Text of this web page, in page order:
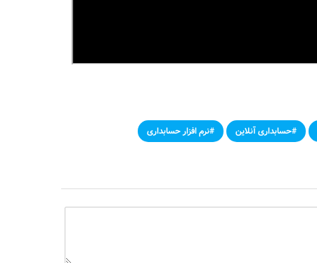
#حسابداری آنلاین #نرم افزار حسابداری